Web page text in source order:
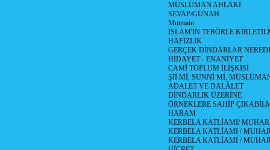
MÜSLÜMAN AHLAKI
SEVAP/GÜNAH
Mutmain
İSLAM'IN TERÖRLE
HAFIZLIK
GERÇEK DİNDARLAR
HİDAYET - ENANİYET
CAMİ TOPLUM İLİŞKİSİ
Şİİ Mİ, SUNNİ Mİ,
ADALET VE DALÂLET
DİNDARLIK ÜZERİNE
ÖRNEKLERE SAHİP
HARAM
KERBELA KATLİAMI/
KERBELA KATLİAMI /
KERBELA KATLİAMI /